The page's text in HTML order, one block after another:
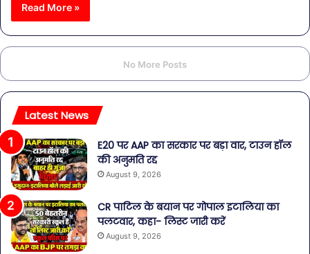
Read More »
No More Posts
Latest News
E20 पर AAP का सरकार पर बड़ा वार, टाउन हॉल
की अनुमति रद्द
August 9, 2026
CR पाटिल के बयान पर गोपाल इटालिया का
पलटवार, कहा- लिस्ट जारी करें
August 9, 2026